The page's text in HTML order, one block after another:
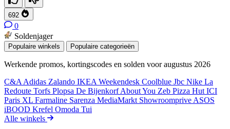
692
0
Soldenjager
Populaire winkels Populaire categorieën
Werkende promos, kortingscodes en solden voor augustus 2026
C&A Adidas Zalando IKEA Weekendesk Coolblue Jbc Nike La
Redoute Torfs Plopsa De BijenkorfAbout You Zeb Pizza Hut ICI
Paris XL Farmaline Sarenza MediaMarkt Showroomprive ASOS
iBOOD Krefel Omoda Tui
Alle winkels